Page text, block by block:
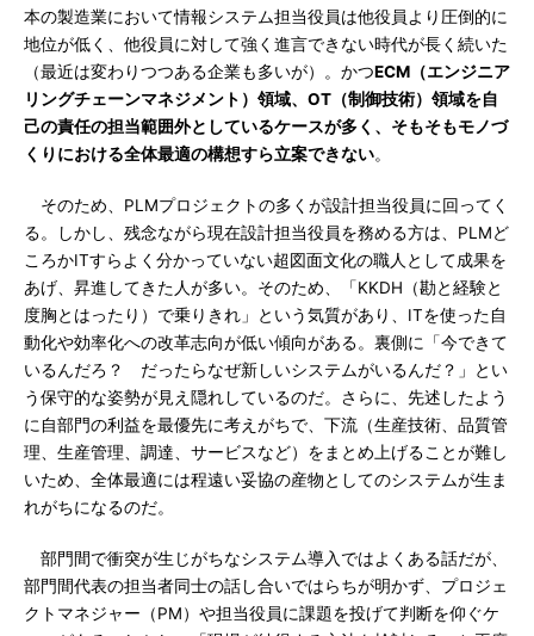
本の製造業において情報システム担当役員は他役員より圧倒的に
地位が低く、他役員に対して強く進言できない時代が長く続いた
（最近は変わりつつある企業も多いが）。かつECM（エンジニア
リングチェーンマネジメント）領域、OT（制御技術）領域を自
己の責任の担当範囲外としているケースが多く、そもそもモノづ
くりにおける全体最適の構想すら立案できない。
そのため、PLMプロジェクトの多くが設計担当役員に回ってく
る。しかし、残念ながら現在設計担当役員を務める方は、PLMど
ころかITすらよく分かっていない超図面文化の職人として成果を
あげ、昇進してきた人が多い。そのため、「KKDH（勘と経験と
度胸とはったり）で乗りきれ」という気質があり、ITを使った自
動化や効率化への改革志向が低い傾向がある。裏側に「今できて
いるんだろ？ だったらなぜ新しいシステムがいるんだ？」とい
う保守的な姿勢が見え隠れしているのだ。さらに、先述したよう
に自部門の利益を最優先に考えがちで、下流（生産技術、品質管
理、生産管理、調達、サービスなど）をまとめ上げることが難し
いため、全体最適には程遠い妥協の産物としてのシステムが生ま
れがちになるのだ。
部門間で衝突が生じがちなシステム導入ではよくある話だが、
部門間代表の担当者同士の話し合いではらちが明かず、プロジェ
クトマネジャー（PM）や担当役員に課題を投げて判断を仰ぐケ